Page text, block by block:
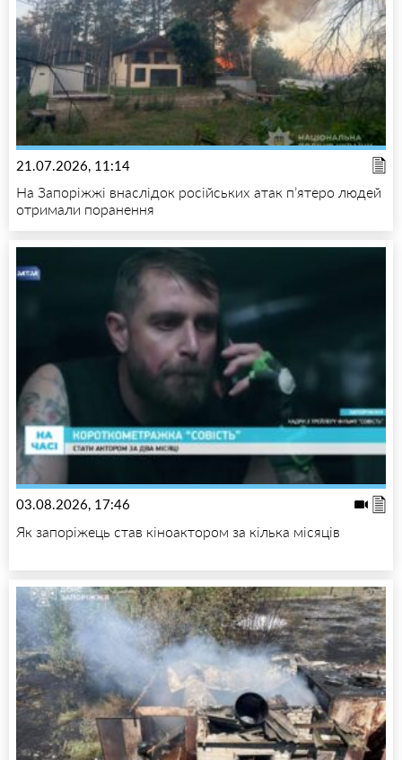
21.07.2026, 11:14
На Запоріжжі внаслідок російських атак п’ятеро людей
отримали поранення
03.08.2026, 17:46
Як запоріжець став кіноактором за кілька місяців